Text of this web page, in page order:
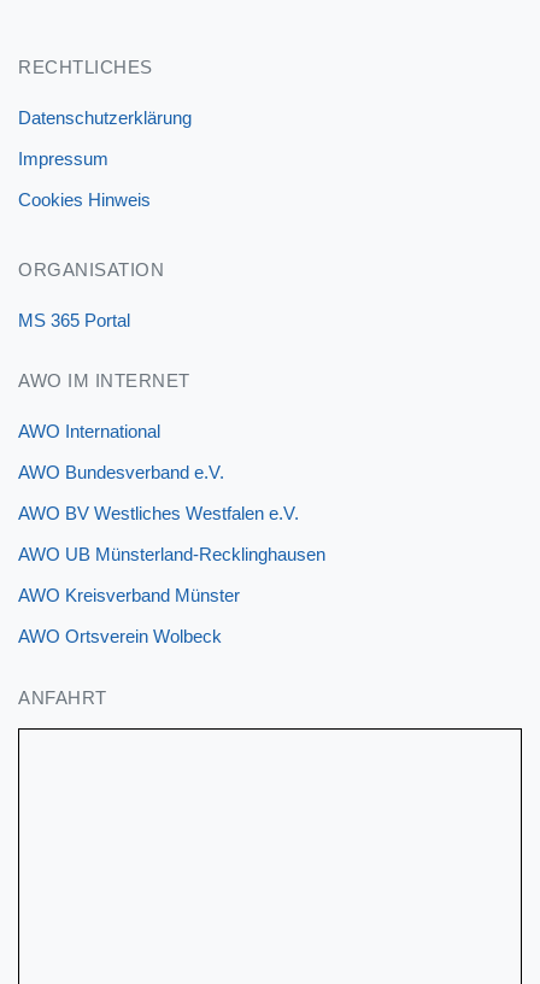
RECHTLICHES
Datenschutzerklärung
Impressum
Cookies Hinweis
ORGANISATION
MS 365 Portal
AWO IM INTERNET
AWO International
AWO Bundesverband e.V.
AWO BV Westliches Westfalen e.V.
AWO UB Münsterland-Recklinghausen
AWO Kreisverband Münster
AWO Ortsverein Wolbeck
ANFAHRT